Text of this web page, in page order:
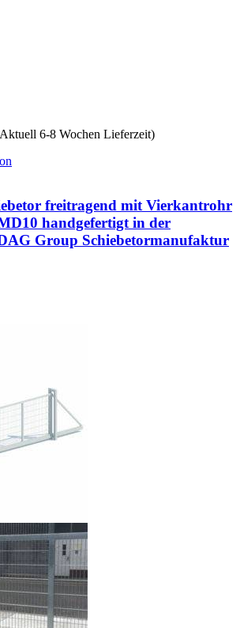
6-8 Wochen Lieferzeit)
freitragend mit Vierkantrohr
handgefertigt in der
Group Schiebetormanufaktur